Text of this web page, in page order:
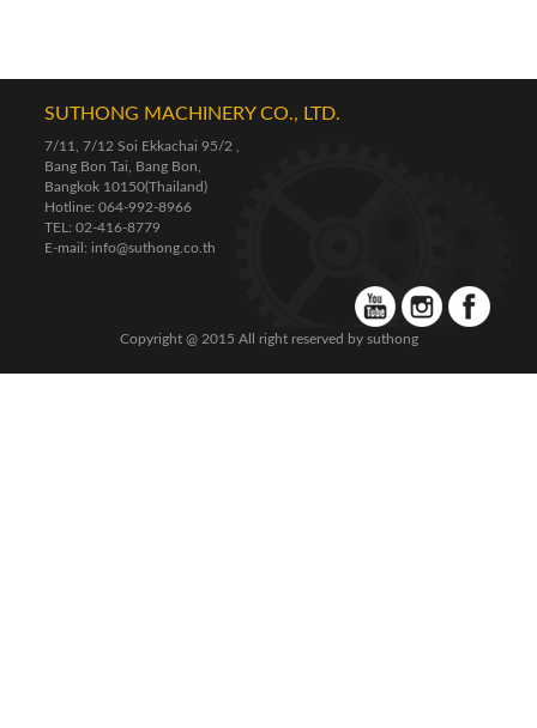
SUTHONG MACHINERY CO., LTD.
7/11, 7/12 Soi Ekkachai 95/2 ,
Bang Bon Tai, Bang Bon,
Bangkok 10150(Thailand)
Hotline: 064-992-8966
TEL: 02-416-8779
E-mail: info@suthong.co.th
Copyright @ 2015 All right reserved by suthong